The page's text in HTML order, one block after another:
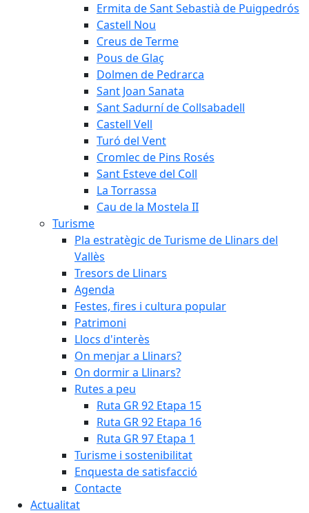
Ermita de Sant Sebastià de Puigpedrós
Castell Nou
Creus de Terme
Pous de Glaç
Dolmen de Pedrarca
Sant Joan Sanata
Sant Sadurní de Collsabadell
Castell Vell
Turó del Vent
Cromlec de Pins Rosés
Sant Esteve del Coll
La Torrassa
Cau de la Mostela II
Turisme
Pla estratègic de Turisme de Llinars del
Vallès
Tresors de Llinars
Agenda
Festes, fires i cultura popular
Patrimoni
Llocs d'interès
On menjar a Llinars?
On dormir a Llinars?
Rutes a peu
Ruta GR 92 Etapa 15
Ruta GR 92 Etapa 16
Ruta GR 97 Etapa 1
Turisme i sostenibilitat
Enquesta de satisfacció
Contacte
Actualitat